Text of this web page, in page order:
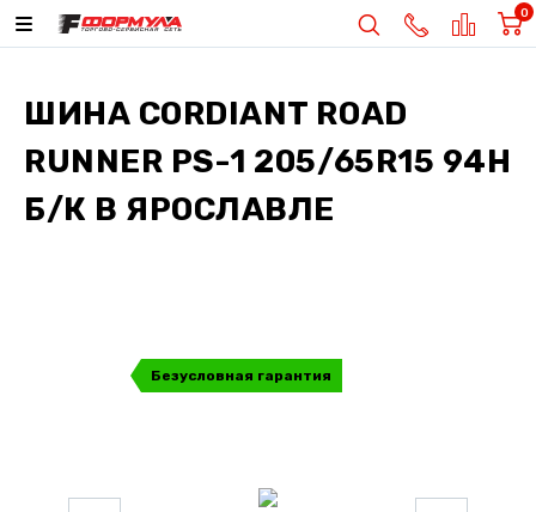
0
ШИНА CORDIANT ROAD
RUNNER PS-1 205/65R15 94H
Б/К В ЯРОСЛАВЛЕ
Безусловная гарантия